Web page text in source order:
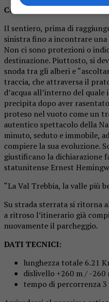
Cascata N.5
Il sentiero, prima di
sinistra fino a incontrare
Non ci sono protezioni o
destinazione. Piuttosto, si
snoda tra gli alberi e
traccia, che attraversa il
d’acqua all’interno del
precipita dopo aver
proteso nel vuoto come un
autentico spettacolo della
minuto, seduto e immobile,
compiere la sua evoluzione.
giustificano la dichiarazione
statunitense Ernest
“La Val Trebbia, la valle più
Su strada sterrata si ritorna
a ritroso l’itinerario già
nuovamente il parcheggio.
DATI TECNICI:
lunghezza totale 6.21
dislivello +260 m / -260
tempo di percorrenza